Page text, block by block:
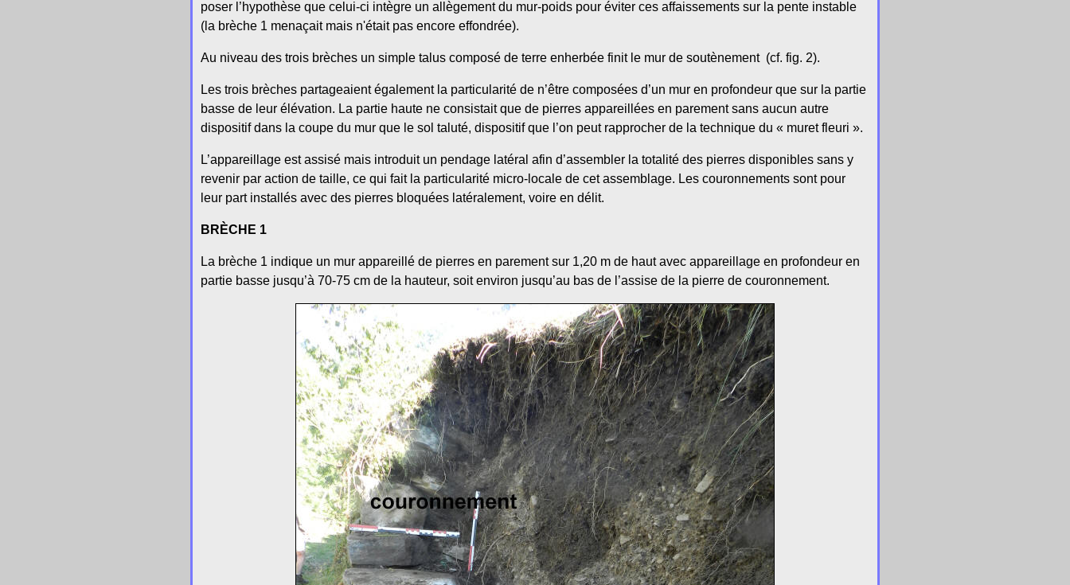
poser l’hypothèse que celui-ci intègre un allègement du mur-poids pour éviter ces affaissements sur la pente instable
(la brèche 1 menaçait mais n'était pas encore effondrée).
Au niveau des trois brèches un simple talus composé de terre enherbée finit le mur de soutènement (cf. fig. 2).
Les trois brèches partageaient également la particularité de n’être composées d’un mur en profondeur que sur la partie
basse de leur élévation. La partie haute ne consistait que de pierres appareillées en parement sans aucun autre
dispositif dans la coupe du mur que le sol taluté, dispositif que l’on peut rapprocher de la technique du « muret fleuri ».
L’appareillage est assisé mais introduit un pendage latéral afin d’assembler la totalité des pierres disponibles sans y
revenir par action de taille, ce qui fait la particularité micro-locale de cet assemblage. Les couronnements sont pour
leur part installés avec des pierres bloquées latéralement, voire en délit.
BRÈCHE 1
La brèche 1 indique un mur appareillé de pierres en parement sur 1,20 m de haut avec appareillage en profondeur en
partie basse jusqu’à 70-75 cm de la hauteur, soit environ jusqu’au bas de l’assise de la pierre de couronnement.